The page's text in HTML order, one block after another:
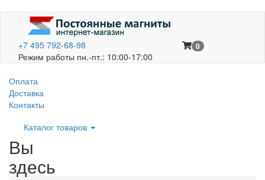
+7 495 792-68-98
Режим работы пн.-пт.: 10:00-17:00
0
Оплата
Доставка
Контакты
Каталог товаров
Вы
здесь